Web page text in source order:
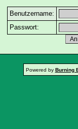
Benutzername:
Passwort:
Powered by Burning